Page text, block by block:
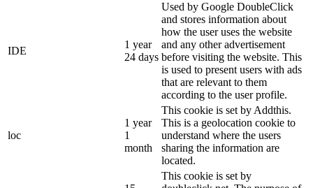
IDE
1 year
24 days
Used by Google DoubleClick
and stores information about
how the user uses the website
and any other advertisement
before visiting the website. This
is used to present users with ads
that are relevant to them
according to the user profile.
loc
1 year
1
month
This cookie is set by Addthis.
This is a geolocation cookie to
understand where the users
sharing the information are
located.
This cookie is set by